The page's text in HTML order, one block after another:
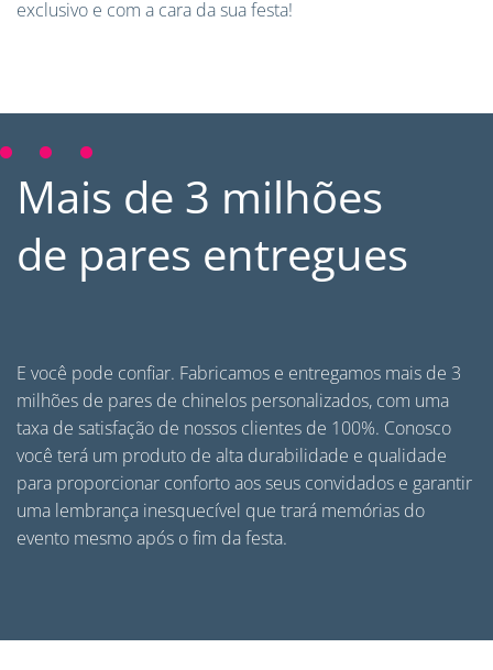
exclusivo e com a cara da sua festa!
Mais de 3 milhões
de pares entregues
E você pode confiar. Fabricamos e entregamos mais de 3
milhões de pares de chinelos personalizados, com uma
taxa de satisfação de nossos clientes de 100%. Conosco
você terá um produto de alta durabilidade e qualidade
para proporcionar conforto aos seus convidados e garantir
uma lembrança inesquecível que trará memórias do
evento mesmo após o fim da festa.